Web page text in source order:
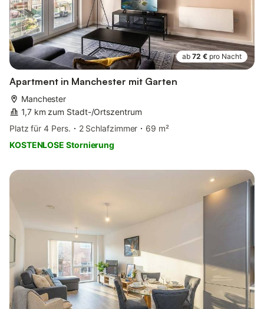
ab 72 € pro Nacht
Apartment in Manchester mit Garten
Manchester
1,7 km zum Stadt-/Ortszentrum
Platz für 4 Pers.
2 Schlafzimmer
69 m²
KOSTENLOSE Stornierung